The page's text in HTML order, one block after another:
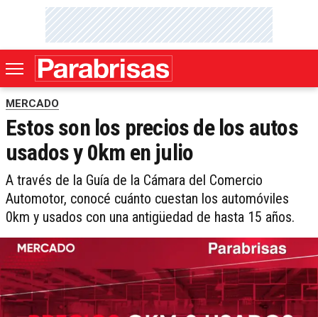
MERCADO
Estos son los precios de los autos
usados y 0km en julio
A través de la Guía de la Cámara del Comercio
Automotor, conocé cuánto cuestan los automóviles
0km y usados con una antigüedad de hasta 15 años.